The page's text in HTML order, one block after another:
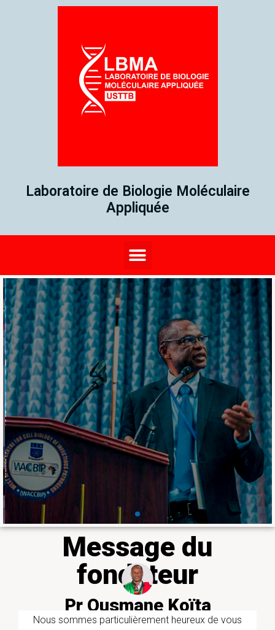
Laboratoire de Biologie Moléculaire
Appliquée
Ensemble, nous
pouvons faire briller la
recherche en
médecine tropicale et
en agriculture en
Afrique
Le Laboratoire fait partie du 𝐝𝐮 𝐡𝐚𝐮𝐭
𝐂𝐨𝐥𝐥𝐞̀𝐠𝐞 𝐝𝐞𝐬 𝐛𝐨𝐮𝐫𝐬𝐢𝐞𝐫𝐬 𝐢𝐧𝐭𝐞𝐫𝐧𝐚𝐭𝐢𝐨𝐧𝐚𝐮𝐱
𝐝𝐢𝐬𝐭𝐢𝐧𝐠𝐮𝐞́𝐬 𝐝𝐞 𝐥𝐚 𝐒𝐨𝐜𝐢𝐞́𝐭𝐞́ 𝐚𝐦𝐞́𝐫𝐢𝐜𝐚𝐢𝐧𝐞 𝐝𝐞
𝐦𝐞́𝐝𝐞𝐜𝐢𝐧𝐞 𝐭𝐫𝐨𝐩𝐢𝐜𝐚𝐥𝐞 𝐞𝐭 𝐝'𝐡𝐲𝐠𝐢𝐞̀𝐧𝐞 à travers
Professeur Ousmane Koïta
En savoir plus
Message du
fondateur
Pr Ousmane Koïta
PharmD/PhD PARASITOLOGIE
MOLECULAIRE
Nous sommes particulièrement heureux de vous